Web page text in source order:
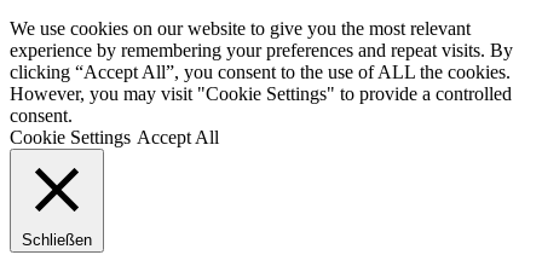
We use cookies on our website to give you the most relevant
experience by remembering your preferences and repeat visits. By
clicking “Accept All”, you consent to the use of ALL the cookies.
However, you may visit "Cookie Settings" to provide a controlled
consent.
Cookie Settings Accept All
Schließen